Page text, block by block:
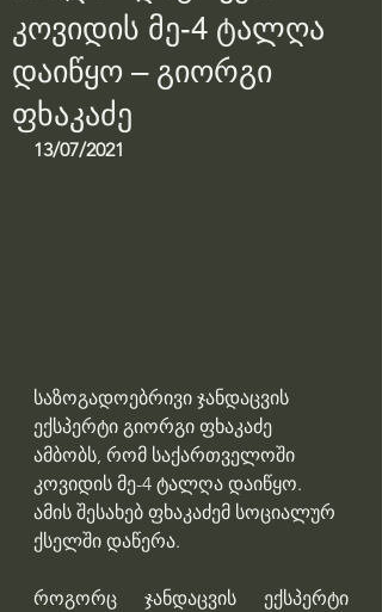
კოვიდის მე-4 ტალღა
დაიწყო – გიორგი
ფხაკაძე
13/07/2021
საზოგადოებრივი ჯანდაცვის
ექსპერტი გიორგი ფხაკაძე
ამბობს, რომ საქართველოში
კოვიდის მე-4 ტალღა დაიწყო.
ამის შესახებ ფხაკაძემ სოციალურ
ქსელში დაწერა.
როგორც ჯანდაცვის ექსპერტი